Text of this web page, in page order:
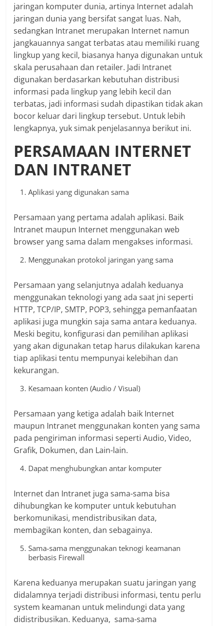
jaringan komputer dunia, artinya Internet adalah
jaringan dunia yang bersifat sangat luas. Nah,
sedangkan Intranet merupakan Internet namun
jangkauannya sangat terbatas atau memiliki ruang
lingkup yang kecil, biasanya hanya digunakan untuk
skala perusahaan dan retailer. Jadi Intranet
digunakan berdasarkan kebutuhan distribusi
informasi pada lingkup yang lebih kecil dan
terbatas, jadi informasi sudah dipastikan tidak akan
bocor keluar dari lingkup tersebut. Untuk lebih
lengkapnya, yuk simak penjelasannya berikut ini.
PERSAMAAN INTERNET
DAN INTRANET
Aplikasi yang digunakan sama
Persamaan yang pertama adalah aplikasi. Baik
Intranet maupun Internet menggunakan web
browser yang sama dalam mengakses informasi.
Menggunakan protokol jaringan yang sama
Persamaan yang selanjutnya adalah keduanya
menggunakan teknologi yang ada saat jni seperti
HTTP, TCP/IP, SMTP, POP3, sehingga pemanfaatan
aplikasi juga mungkin saja sama antara keduanya.
Meski begitu, konfigurasi dan pemilihan aplikasi
yang akan digunakan tetap harus dilakukan karena
tiap aplikasi tentu mempunyai kelebihan dan
kekurangan.
Kesamaan konten (Audio / Visual)
Persamaan yang ketiga adalah baik Internet
maupun Intranet menggunakan konten yang sama
pada pengiriman informasi seperti Audio, Video,
Grafik, Dokumen, dan Lain-lain.
Dapat menghubungkan antar komputer
Internet dan Intranet juga sama-sama bisa
dihubungkan ke komputer untuk kebutuhan
berkomunikasi, mendistribusikan data,
membagikan konten, dan sebagainya.
Sama-sama menggunakan teknogi keamanan
berbasis Firewall
Karena keduanya merupakan suatu jaringan yang
didalamnya terjadi distribusi informasi, tentu perlu
system keamanan untuk melindungi data yang
didistribusikan. Keduanya, sama-sama